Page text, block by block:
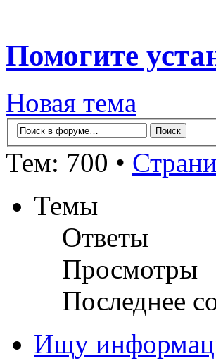
Помогите
Новая тема
Тем: 700 •
Темы
Ответы
Просмотры
Последнее
Ищу